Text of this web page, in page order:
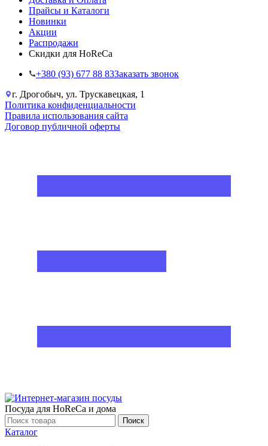
Прайсы и Каталоги
Новинки
Акции
Распродажи
Скидки для HoReCa
+38‎0 (93) 677 88 83Заказать звонок
г. Дрогобыч, ул. Трускавецкая, 1
Политика конфиденциальности
Правила использования сайта
Договор публичной оферты
Посуда для HoReCa и дома
Поиск
Каталог